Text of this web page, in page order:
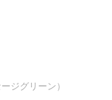
ジグリーン）